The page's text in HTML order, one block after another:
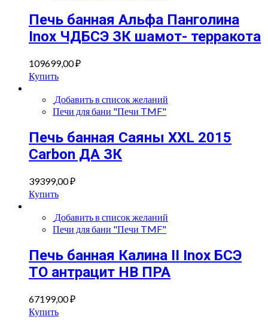
Печь банная Альфа Панголина
Inox ЧДБСЭ ЗК шамот- терракота
109699,00₽
Купить
Добавить в список желаний
Печи для бани "Печи TMF"
Печь банная Саяны XXL 2015
Carbon ДА ЗК
39399,00₽
Купить
Добавить в список желаний
Печи для бани "Печи TMF"
Печь банная Калина II Inox БСЭ
ТО антрацит НВ ПРА
67199,00₽
Купить